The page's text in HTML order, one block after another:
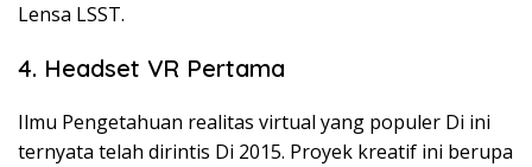
Lensa LSST.
4. Headset VR Pertama
Ilmu Pengetahuan realitas virtual yang populer Di ini
ternyata telah dirintis Di 2015. Proyek kreatif ini berupa